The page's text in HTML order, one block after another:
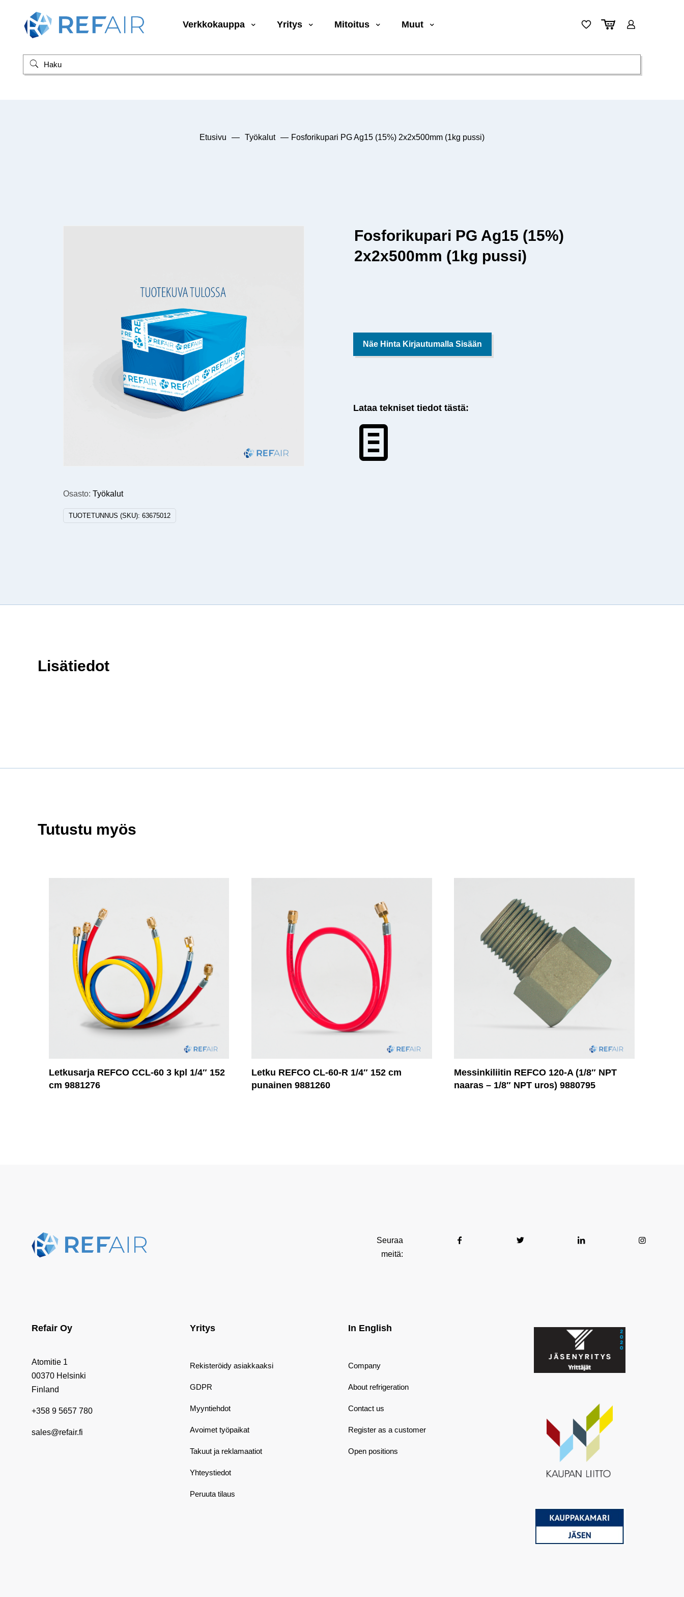
Verkkokauppa Yritys Mitoitus Muut
Etusivu — Työkalut — Fosforikupari PG Ag15 (15%) 2x2x500mm (1kg pussi)
Osasto:Työkalut
TUOTETUNNUS (SKU):63675012
Fosforikupari PG Ag15 (15%)
2x2x500mm (1kg pussi)
Näe Hinta Kirjautumalla Sisään
Lataa tekniset tiedot tästä:
Lisätiedot
Tutustu myös
Letkusarja REFCO CCL-60 3 kpl 1/4″ 152
cm 9881276
Letku REFCO CL-60-R 1/4″ 152 cm
punainen 9881260
Messinkiliitin REFCO 120-A (1/8″ NPT
naaras – 1/8″ NPT uros) 9880795
Seuraa
meitä:
Refair Oy
Atomitie 1
00370 Helsinki
Finland
+358 9 5657 780
sales@refair.fi
Yritys
Rekisteröidy asiakkaaksi
GDPR
Myyntiehdot
Avoimet työpaikat
Takuut ja reklamaatiot
Yhteystiedot
Peruuta tilaus
In English
Company
About refrigeration
Contact us
Register as a customer
Open positions